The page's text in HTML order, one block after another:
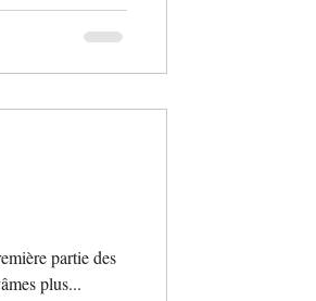
partie des
plus...